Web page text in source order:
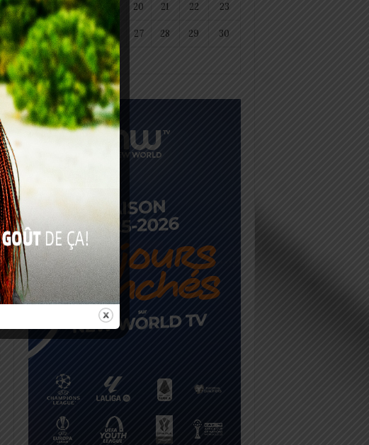
17 18 20 21 22 23
24 25 26 27 28 29 30
31
« Juil